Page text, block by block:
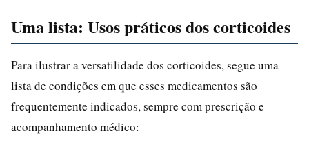
Uma lista: Usos práticos dos corticoides
Para ilustrar a versatilidade dos corticoides, segue uma
lista de condições em que esses medicamentos são
frequentemente indicados, sempre com prescrição e
acompanhamento médico: